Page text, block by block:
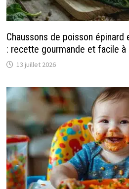
Chaussons de poisson
: recette gourmande et facile à
13 juillet 2026